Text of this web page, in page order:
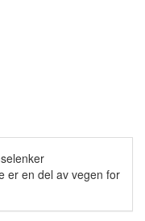
er en del av vegen for